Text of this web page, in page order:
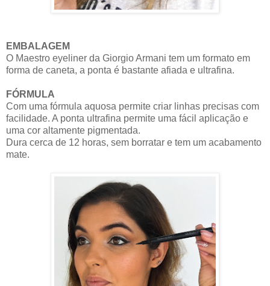
EMBALAGEM
O Maestro eyeliner da Giorgio Armani tem um formato em
forma de caneta, a ponta é bastante afiada e ultrafina.
FÓRMULA
Com uma fórmula aquosa permite criar linhas precisas com
facilidade. A ponta ultrafina permite uma fácil aplicação e
uma cor altamente pigmentada.
Dura cerca de 12 horas, sem borratar e tem um acabamento
mate.